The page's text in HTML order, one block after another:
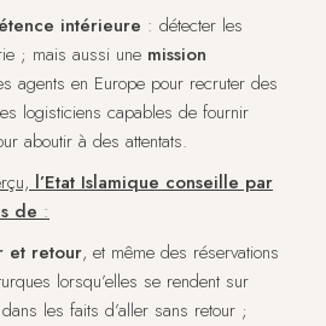
intérieure : détecter les
; mais aussi une mission
agents en Europe pour recruter des
logisticiens capables de fournir
aboutir à des attentats.
l’Etat Islamique conseille par
de :
et retour, et même des réservations
lorsqu’elles se rendent sur
les faits d’aller sans retour ;